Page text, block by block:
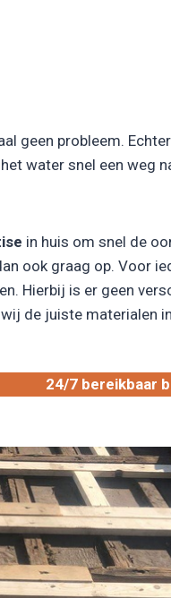
geen probleem.
water snel een weg
in huis om snel de
ook graag op. Voor
Hierbij is er geen
de juiste materialen
24/7 bereikbaar